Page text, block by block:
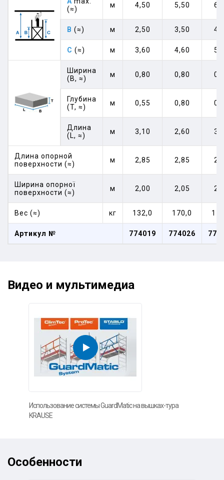
Артикул № 774019 774026
(≈)
м 4,50 5,50
B (≈) м 2,50 3,50
C (≈) м 3,60 4,60
Ширина
(B, ≈)
м 0,80 0,80
Глубина
(T, ≈)
м 0,55 0,80
Длина
(L, ≈)
м 3,10 2,60
Длина опорной
поверхности (≈)
м 2,85 2,85
Ширина опорної
поверхности (≈)
м 2,00 2,05
Вес (≈) кг 132,0 170,0
Видео и мультимедиа
Использование системы GuardMatic на вышках-тура
KRAUSE
Особенности